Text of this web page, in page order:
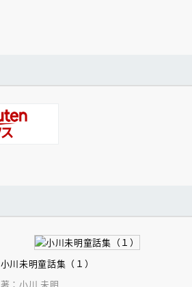
小川未明童話集（１）
著：小川 未明